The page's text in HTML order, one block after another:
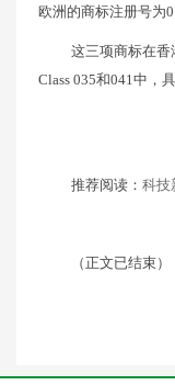
欧洲的商标注册号为
这三项商标在香
Class 035和041中，
推荐阅读： 科技
（正文已结束）